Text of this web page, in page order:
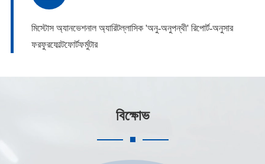
মিস্টোস অ্যানভেশনাল অ্যারিটল্লাসিক 'অনু-অনুপন্থী' রিপোর্ট-অনুসার
ফরফুরফোল্টফোর্টফর্মুটার
বিক্ষোভ